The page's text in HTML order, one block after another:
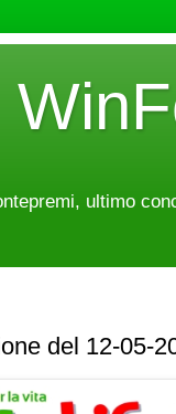
ultimo
del 12-05-